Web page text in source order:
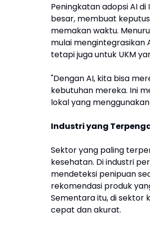
Peningkatan adopsi AI
besar, membuat
memakan waktu.
mulai mengintegrasikan
tetapi juga untuk UKM
"Dengan AI, kita bisa
kebutuhan mereka. Ini
lokal yang
Industri yang
Sektor yang paling
kesehatan. Di industri
mendeteksi penipuan
rekomendasi produk
Sementara itu, di sektor
cepat dan akurat.